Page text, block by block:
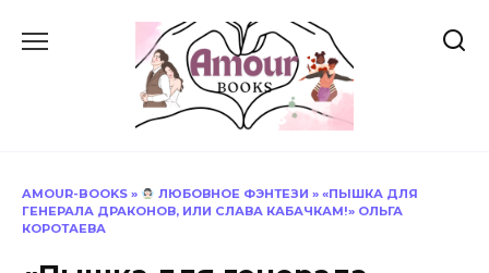
AMOUR-BOOKS » ЛЮБОВНОЕ ФЭНТЕЗИ » «ПЫШКА ДЛЯ
ГЕНЕРАЛА ДРАКОНОВ, ИЛИ СЛАВА КАБАЧКАМ!» ОЛЬГА
КОРОТАЕВА